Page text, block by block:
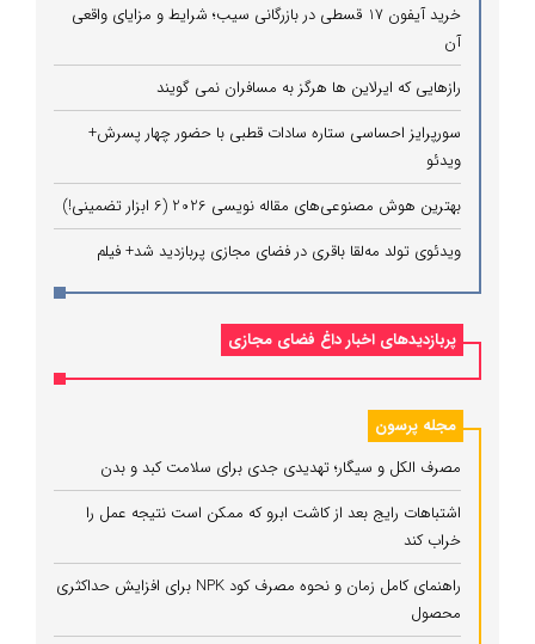
خرید آیفون 17 قسطی در بازرگانی سیب؛ شرایط و مزایای واقعی
آن
رازهایی که ایرلاین ‌ها هرگز به مسافران نمی‌ گویند
سورپرایز احساسی ستاره سادات قطبی با حضور چهار پسرش+
ویدئو
بهترین هوش مصنوعی‌های مقاله نویسی 2026 (6 ابزار تضمینی!)
ویدئوی تولد مه‌لقا باقری در فضای مجازی پربازدید شد+ فیلم
پربازدیدهای اخبار داغ فضای مجازی
مجله پرسون
مصرف الکل و سیگار؛ تهدیدی جدی برای سلامت کبد و بدن
اشتباهات رایج بعد از کاشت ابرو که ممکن است نتیجه عمل را
خراب کند
راهنمای کامل زمان و نحوه مصرف کود NPK برای افزایش حداکثری
محصول